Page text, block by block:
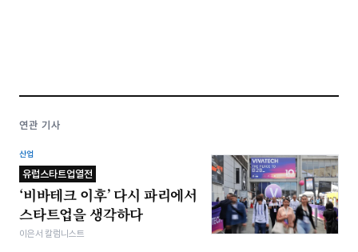
연관 기사
산업
유럽스타트업열전
‘비바테크 이후’ 다시 파리에서
스타트업을 생각하다
이은서 칼럼니스트